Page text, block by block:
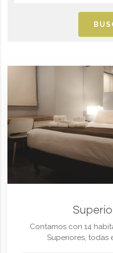
Contamos con 14
Superiores, todas